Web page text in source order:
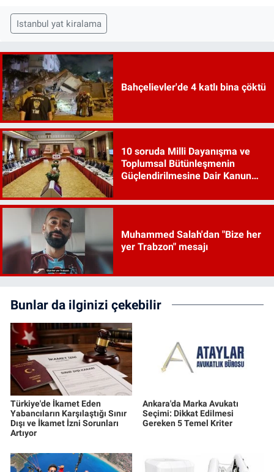
Istanbul yat kiralama
Bahçelievler'de 4 katlı bina çöktü
10 soruda Milli Dayanışma ve
Toplumsal Bütünleşmenin
Güçlendirilmesine Dair Kanun
Muhammed Salah'dan "Bize her
yer Trabzon" mesajı
Bunlar da ilginizi çekebilir
Türkiye'de İkamet Eden
Yabancıların Karşılaştığı Sınır
Dışı ve İkamet İzni Sorunları
Artıyor
Ankara'da Marka Avukatı
Seçimi: Dikkat Edilmesi
Gereken 5 Temel Kriter